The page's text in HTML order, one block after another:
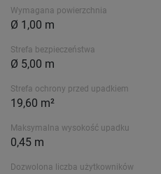
Wymagana powierzchnia
Ø 1,00 m
Strefa bezpieczeństwa
Ø 5,00 m
Strefa ochrony przed upadkiem
19,60 m²
Maksymalna wysokość upadku
0,45 m
Dozwolona liczba użytkowników